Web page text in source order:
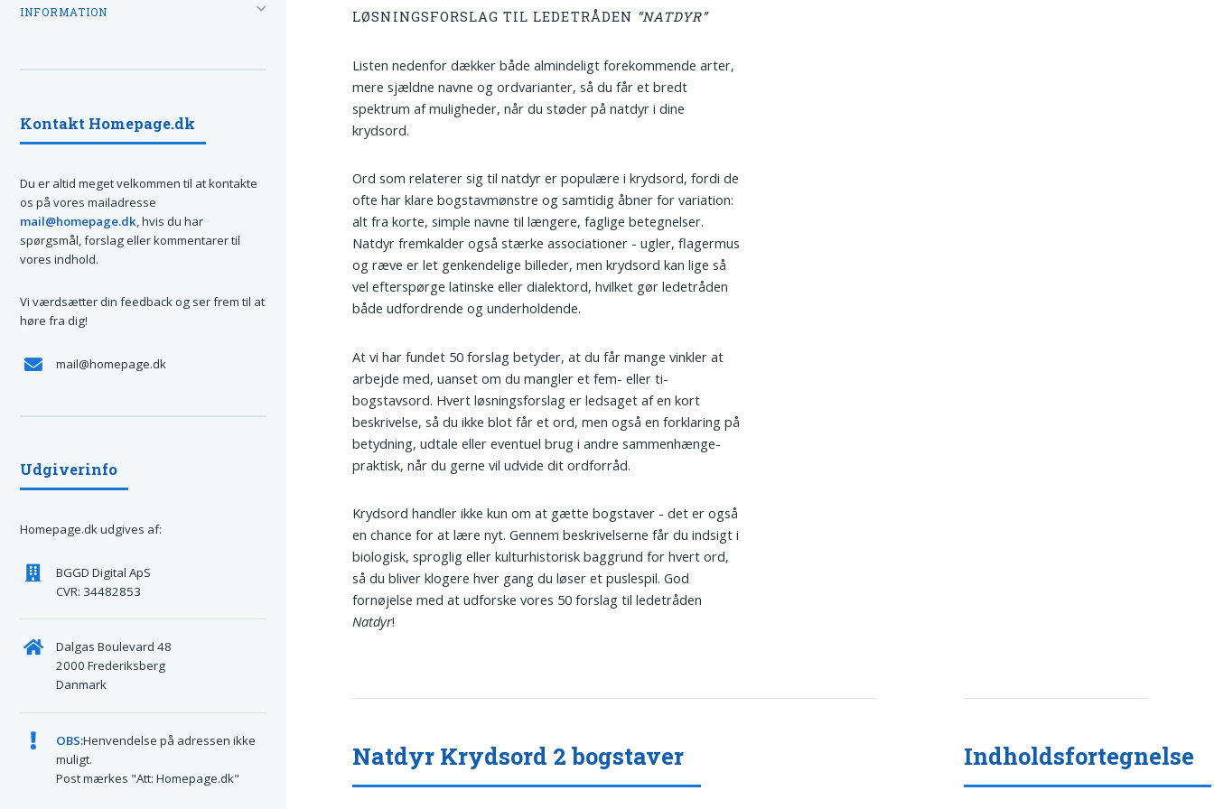
LØSNINGSFORSLAG TIL LEDETRÅDEN “NATDYR”
Listen nedenfor dækker både almindeligt forekommende arter,
mere sjældne navne og ordvarianter, så du får et bredt
spektrum af muligheder, når du støder på natdyr i dine
krydsord.
Ord som relaterer sig til natdyr er populære i krydsord, fordi de
ofte har klare bogstavmønstre og samtidig åbner for variation:
alt fra korte, simple navne til længere, faglige betegnelser.
Natdyr fremkalder også stærke associationer - ugler, flagermus
og ræve er let genkendelige billeder, men krydsord kan lige så
vel efterspørge latinske eller dialektord, hvilket gør ledetråden
både udfordrende og underholdende.
At vi har fundet 50 forslag betyder, at du får mange vinkler at
arbejde med, uanset om du mangler et fem- eller ti-
bogstavsord. Hvert løsningsforslag er ledsaget af en kort
beskrivelse, så du ikke blot får et ord, men også en forklaring på
betydning, udtale eller eventuel brug i andre sammenhænge-
praktisk, når du gerne vil udvide dit ordforråd.
Krydsord handler ikke kun om at gætte bogstaver - det er også
en chance for at lære nyt. Gennem beskrivelserne får du indsigt i
biologisk, sproglig eller kulturhistorisk baggrund for hvert ord,
så du bliver klogere hver gang du løser et puslespil. God
fornøjelse med at udforske vores 50 forslag til ledetråden
Natdyr!
Natdyr Krydsord 2 bogstaver Indholdsfortegnelse
INFORMATION
Kontakt Homepage.dk
Du er altid meget velkommen til at kontakte
os på vores mailadresse
mail@homepage.dk, hvis du har
spørgsmål, forslag eller kommentarer til
vores indhold.
Vi værdsætter din feedback og ser frem til at
høre fra dig!
mail@homepage.dk
Udgiverinfo
Homepage.dk udgives af:
BGGD Digital ApS
CVR: 34482853
Dalgas Boulevard 48
2000 Frederiksberg
Danmark
OBS:Henvendelse på adressen ikke
muligt.
Post mærkes "Att: Homepage.dk"